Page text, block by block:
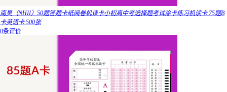
南昊（NHII）50题答题卡纸阅卷机读卡小初高中考选择题考试涂卡练习机读卡 75题B
卡英语卡 500张
0条评价